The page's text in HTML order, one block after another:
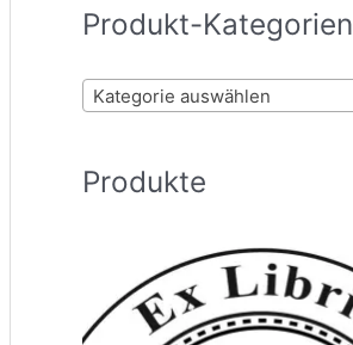
n
:
Produkt-Kategorien
Kategorie auswählen
Produkte